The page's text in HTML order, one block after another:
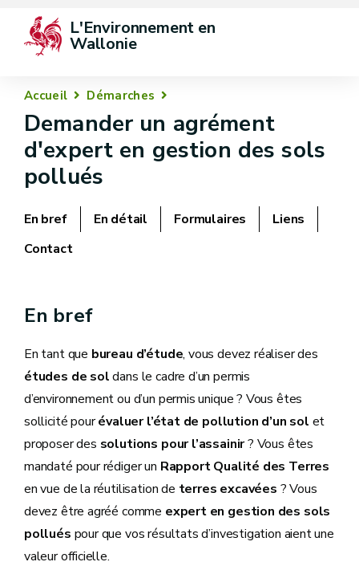
L'Environnement en
Wallonie
Accueil Démarches
Demander un agrément
d'expert en gestion des sols
pollués
En bref En détail Formulaires
Liens
Contact
En bref
En tant que bureau d’étude, vous devez réaliser des
études de soldans le cadre d’un permis
d’environnement ou d’un permis unique ? Vous êtes
sollicité pourévaluer l’état de pollution d’un sol et
proposer des solutions pour l’assainir? Vous êtes
mandaté pour rédiger un Rapport Qualité des Terres
en vue de la réutilisation de terres excavées ? Vous
devez être agréé comme expert en gestion des sols
pollués pour que vos résultats d’investigation aient une
valeur officielle.